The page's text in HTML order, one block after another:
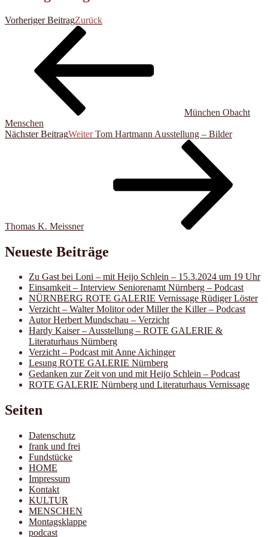
Vorheriger BeitragZurück
München Obacht
Menschen
Nächster BeitragWeiter Tom Hartmann Ausstellung – Bilder
Thomas K. Meissner
Neueste Beiträge
Zu Gast bei Loni – mit Heijo Schlein – 15.3.2024 um 19 Uhr
Einsamkeit – Interview Seniorenamt Nürnberg – Podcast
NÜRNBERG ROTE GALERIE Vernissage Rüdiger Löster
Verzicht – Walter Molitor oder Miller the Killer – Podcast
Autor Herbert Mundschau – Verzicht
Hardy Kaiser – Ausstellung – ROTE GALERIE &
Literaturhaus Nürnberg
Verzicht – Podcast mit Anne Aichinger
Lesung ROTE GALERIE Nürnberg
Gedanken zur Zeit von und mit Heijo Schlein – Podcast
ROTE GALERIE Nürnberg und Literaturhaus Vernissage
Seiten
Datenschutz
frank und frei
Fundstücke
HOME
Impressum
Kontakt
KULTUR
MENSCHEN
Montagsklappe
podcast